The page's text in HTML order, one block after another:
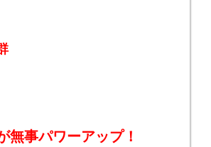
無事パワーアップ！